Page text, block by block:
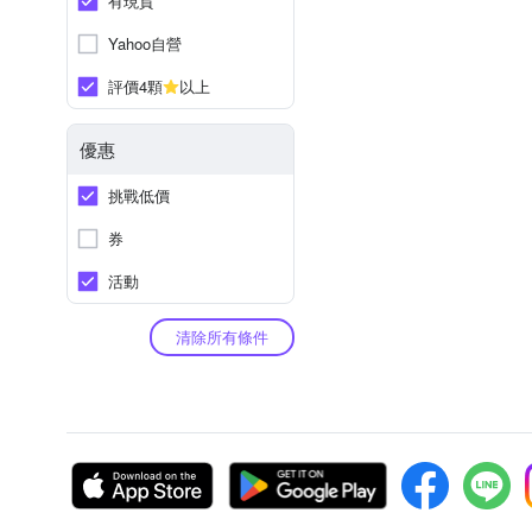
Yahoo自營
評價4顆
以上
優惠
挑戰低價
券
活動
清除所有條件